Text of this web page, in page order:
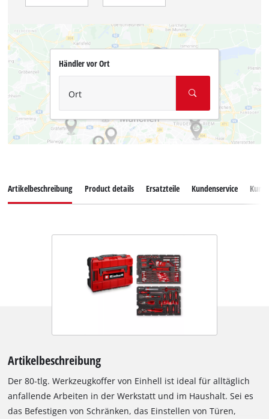
Händler vor Ort
Ort
Artikelbeschreibung Product details Ersatzteile Kundenservice
Artikelbeschreibung
Der 80-tlg. Werkzeugkoffer von Einhell ist ideal für alltäglich
anfallende Arbeiten in der Werkstatt und im Haushalt. Sei es
das Befestigen von Schränken, das Einstellen von Türen,